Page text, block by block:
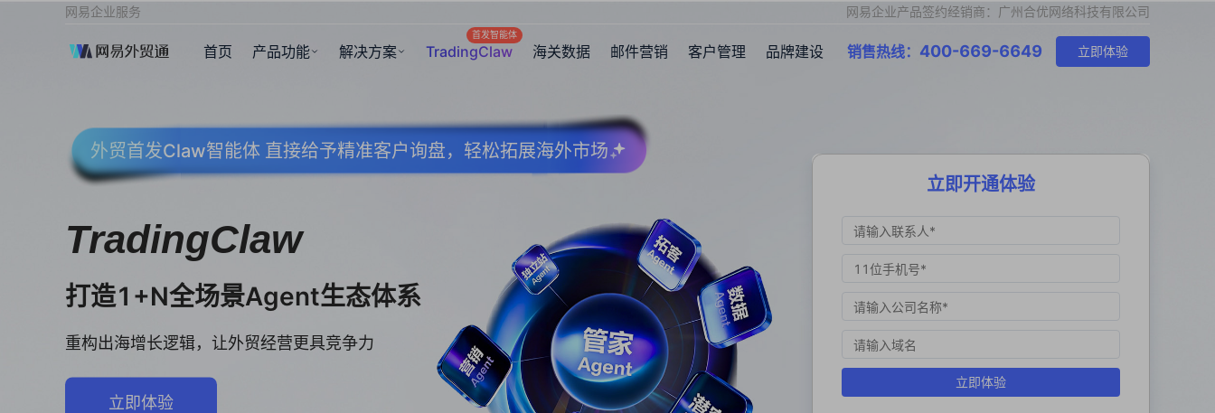
网易企业服务 网易企业产品签约经销商：广州合优网络科技有限公司
首页 产品功能 解决方案 TradingClaw
首发智能体
海关数据 邮件营销 客户管理 品牌建设 销售热线： 400-669-6649 立即体验
外贸首发Claw智能体 直接给予精准客户询盘，轻松拓展海外市场
TradingClaw
打造1+N全场景Agent生态体系
重构出海增长逻辑，让外贸经营更具竞争力
立即体验
立即开通体验
立即体验